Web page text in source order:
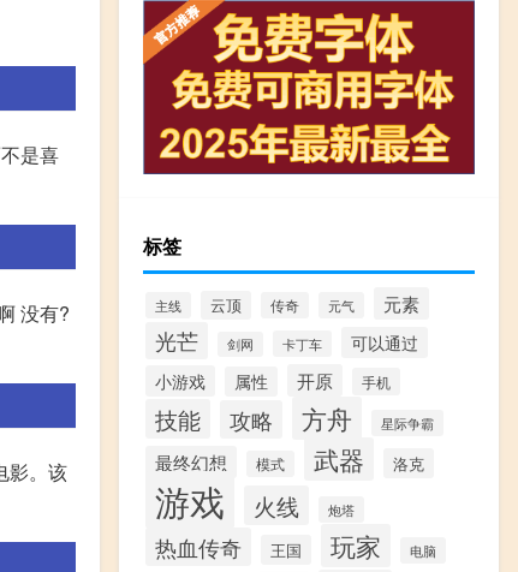
是喜
没有?
影。该
标签
主线 云顶 传奇 元气 元素
光芒 剑网 卡丁车
可以通过
小游戏
属性 开原 手机
技能 攻略 方舟 星际争霸
最终幻想 模式 武器 洛克
游戏 火线 炮塔
热血传奇 王国 玩家 电脑